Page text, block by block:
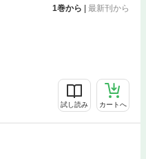
1巻から | 最新刊から
試し読み カートへ